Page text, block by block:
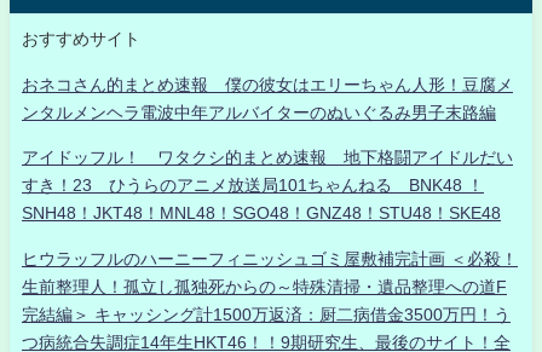
おすすめサイト
おネコさん的まとめ速報 僕の彼女はエリーちゃん人形！豆腐メ
ンタルメンヘラ電波中年アルバイターのぬいぐるみ男子末路編
アイドッフル！ ワタクシ的まとめ速報 地下格闘アイドルだい
すき！23 ひうらのアニメ放送局101ちゃんねる BNK48 ！
SNH48！JKT48！MNL48！SGO48！GNZ48！STU48！SKE48
ヒウラッフルのハーニーフィニッシュゴミ屋敷補完計画 ＜必殺！
生前整理人！孤立し孤独死からの～特殊清掃・遺品整理への道F
完結編＞ キャッシング計1500万返済：厨二病借金3500万円！う
つ病統合失調症14年生HKT46！！9期研究生、最後のサイト！全